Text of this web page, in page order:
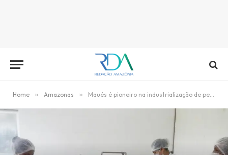
Home » Amazonas » Maués é pioneiro na industrialização de peixes regionais